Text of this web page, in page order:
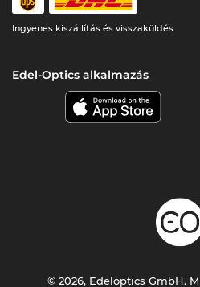
Ingyenes kiszállítás és visszaküldés
Edel-Optics alkalmazás
© 2026, Edeloptics GmbH.